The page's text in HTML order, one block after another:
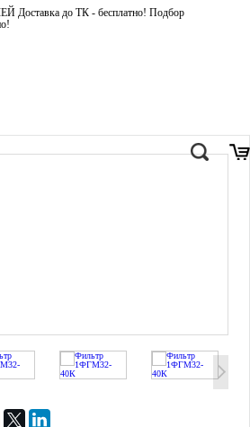
до ТК - бесплатно! Подбор